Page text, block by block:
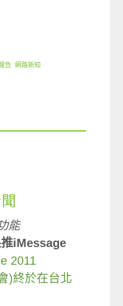
告 ,網路新知
能
iMessage
2011
)終於在台北